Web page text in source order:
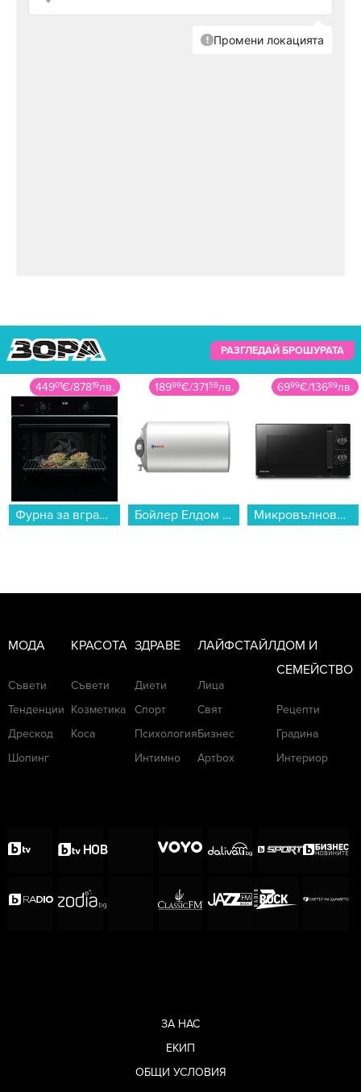
РАЗГЛЕДАЙ БРОШУРАТА
44901€/87819лв.
Фурна за вграждане AEG TU5AB21FSB. , 72 , Push бутони , А+ , Водно почистване...
18999€/37159лв.
Бойлер Елдом WHF08046FL 80L 3KW , 3 , 77 , C , Хоризонтален...
6999€/13689лв.
Микровълнова фурна Toshiba MW-MM20PBK , 20 Литри, 800 W...
МОДА
Съвети
Тенденции
Дрескод
Шопинг
КРАСОТА
Съвети
Козметика
Коса
ЗДРАВЕ
Диети
Спорт
Психология
Интимно
ЛАЙФСТАЙЛ
Лица
Свят
Бизнес
Артbox
ДОМ И
СЕМЕЙСТВО
Рецепти
Градина
Интериор
ЗА НАС
ЕКИП
ОБЩИ УСЛОВИЯ